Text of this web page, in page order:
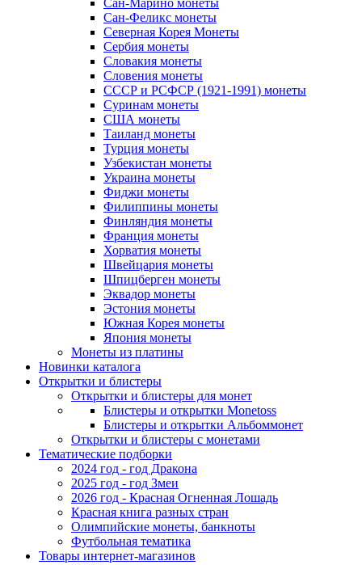
Сан-Марино монеты
Сан-Феликс монеты
Северная Корея Монеты
Сербия монеты
Словакия монеты
Словения монеты
СССР и РСФСР (1921-1991) монеты
Суринам монеты
США монеты
Таиланд монеты
Турция монеты
Узбекистан монеты
Украина монеты
Фиджи монеты
Филиппины монеты
Финляндия монеты
Франция монеты
Хорватия монеты
Швейцария монеты
Шпицберген монеты
Эквадор монеты
Эстония монеты
Южная Корея монеты
Япония монеты
Монеты из платины
Новинки каталога
Открытки и блистеры
Открытки и блистеры для монет
Блистеры и открытки Monetoss
Блистеры и открытки Альбоммонет
Открытки и блистеры с монетами
Тематические подборки
2024 год - год Дракона
2025 год - год Змеи
2026 год - Красная Огненная Лошадь
Красная книга разных стран
Олимпийские монеты, банкноты
Футбольная тематика
Товары интернет-магазинов